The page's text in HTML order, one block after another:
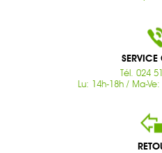
SERVICE
Tél. 024
Lu: 14h-18h / Ma-